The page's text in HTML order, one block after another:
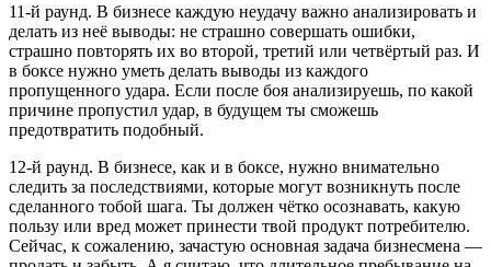
11-й раунд. В бизнесе каждую неудачу важно анализировать и
делать из неё выводы: не страшно совершать ошибки,
страшно повторять их во второй, третий или четвёртый раз. И
в боксе нужно уметь делать выводы из каждого
пропущенного удара. Если после боя анализируешь, по какой
причине пропустил удар, в будущем ты сможешь
предотвратить подобный.
12-й раунд. В бизнесе, как и в боксе, нужно внимательно
следить за последствиями, которые могут возникнуть после
сделанного тобой шага. Ты должен чётко осознавать, какую
пользу или вред может принести твой продукт потребителю.
Сейчас, к сожалению, зачастую основная задача бизнесмена —